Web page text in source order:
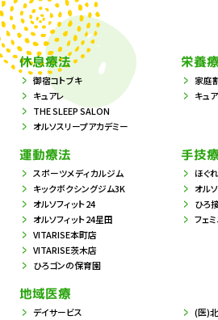
休息療法
御宿コトブキ
キュアレ
THE SLEEP SALON
オルソスリープアカデミー
栄養
家庭
キュ
運動療法
スポーツメディカルジム
キックボクシングジム3K
オルソフィット24
オルソフィット24星田
VITARISE本町店
VITARISE茨木店
ひろゴンの保育園
手技
ほぐ
オル
ひろ
フェ
地域医療
デイサービス
(医)